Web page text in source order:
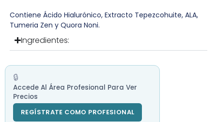
Contiene Ácido Hialurónico, Extracto Tepezcohuite, ALA,
Tumeria Zen y Quora Noni.
Ingredientes:
🔒
Accede Al Área Profesional Para Ver
Precios
REGÍSTRATE COMO PROFESIONAL